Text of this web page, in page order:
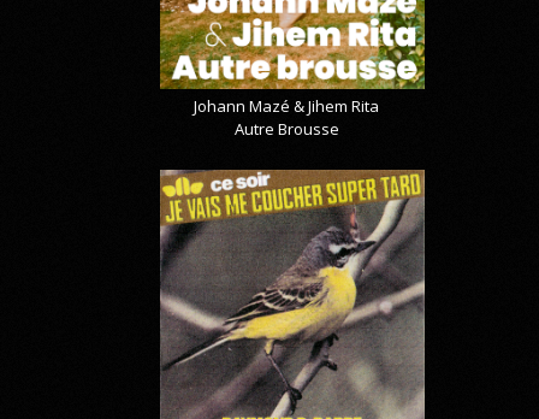
Johann Mazé & Jihem Rita
Autre Brousse